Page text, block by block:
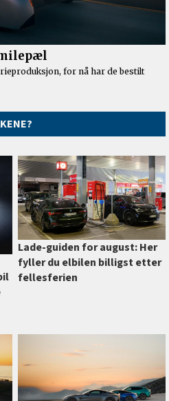
Lade-guiden for august: Her
fyller du elbilen billigst etter
fellesferien